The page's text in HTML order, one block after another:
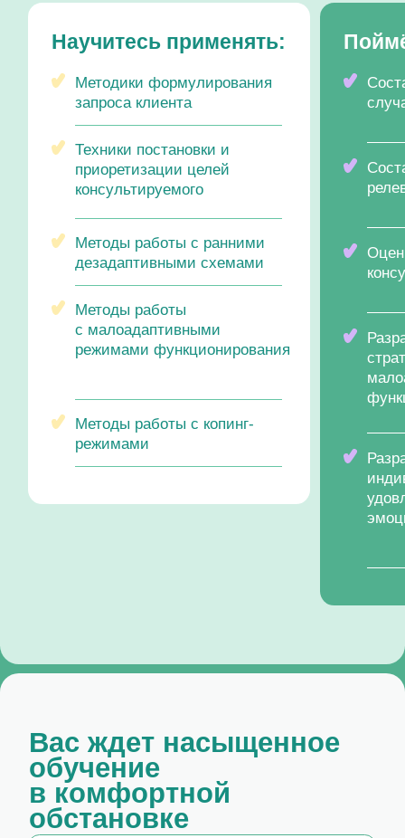
запроса клиента
Техники постановки и
приоретизации целей
Методы работы с ранними
дезадаптивными схемами
Методы работы
с малоадаптивными
режимами функционирования
Методы работы с копинг-
режимами
случая
Теплая обстановка для
обмена мнениями
обучение
в комфортной обстановке
Вас ждет